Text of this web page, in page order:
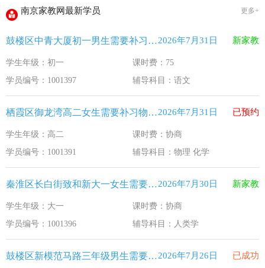
省教育厅最新发文！事关2026年普通高校综合评价招生改革 2026-4-10
我市2026年春季学期学生资助申请开始
速看！新学期开学安全提示！
致全省中小学生家长的一封信 2026-2-3
教育部关于做好2026年普通高校招生工作的通知 [教学(
江苏33个！教育部最新认定2025年第一批义务教育优质均
2025年12月江苏教育考试月历 2025-12-1
南京家教网最新学员 更多+
鼓楼区中青大厦初一男生需要补习语文2026年7月31日 新家教
学生年级：初一
课时费：75
学员编号：1001397
辅导科目：语文
栖霞区御龙湾高二女生需要补习物理 化学2026年7月31日 已预约
学生年级：高二
课时费：协商
学员编号：1001391
辅导科目：物理 化学
秦淮区长白街致和新大一女生需要补习人类学2026年7月30日 新家教
学生年级：大一
课时费：协商
学员编号：1001396
辅导科目：人类学
鼓楼区新模范马路三年级男生需要补习英语2026年7月26日 已成功